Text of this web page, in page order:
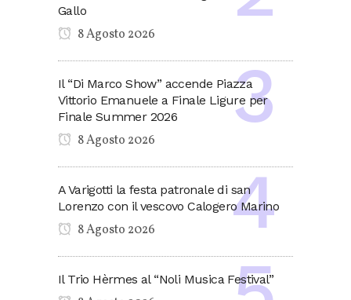
Gallo
8 Agosto 2026
Il “Di Marco Show” accende Piazza
Vittorio Emanuele a Finale Ligure per
Finale Summer 2026
8 Agosto 2026
A Varigotti la festa patronale di san
Lorenzo con il vescovo Calogero Marino
8 Agosto 2026
Il Trio Hèrmes al “Noli Musica Festival”